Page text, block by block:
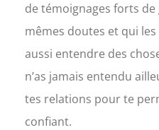
de témoignages forts
mêmes doutes et qui
aussi entendre des
n’as jamais entendu
tes relations pour te
confiant.